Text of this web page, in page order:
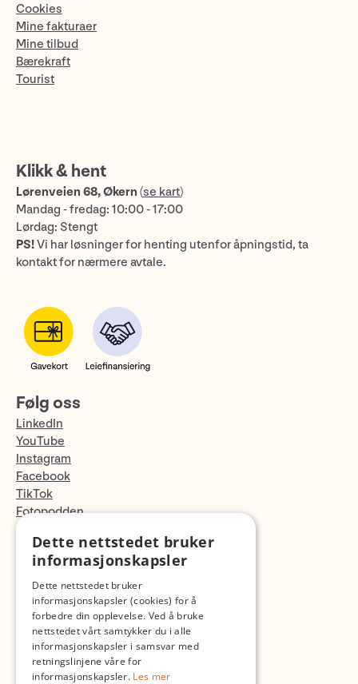
Cookies
Mine fakturaer
Mine tilbud
Bærekraft
Tourist
Klikk & hent
Lørenveien 68, Økern (se kart)
Mandag - fredag: 10:00 - 17:00
Lørdag: Stengt
PS!Vi har løsninger for henting utenfor åpningstid, ta
kontakt for nærmere avtale.
Følg oss
LinkedIn
YouTube
Instagram
Facebook
TikTok
Fotopodden
Med forbehold om skrive- og lagerfeil
Dette nettstedet bruker
informasjonskapsler
Dette nettstedet bruker
informasjonskapsler (cookies) for å
forbedre din opplevelse. Ved å bruke
nettstedet vårt samtykker du i alle
informasjonskapsler i samsvar med
retningslinjene våre for
informasjonskapsler. Les mer